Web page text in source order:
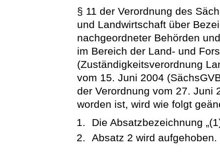
§ 11 der Verordnung des
und Landwirtschaft über
nachgeordneter Behörden
im Bereich der Land- und
(Zuständigkeitsverordnung
vom 15. Juni 2004
der Verordnung vom 27. Juni
worden ist, wird wie folgt
Die Absatzbezeichnung
Absatz 2 wird aufgehoben.